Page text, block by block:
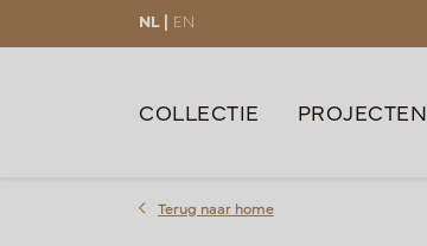
NL | EN
COLLECTIE PROJECTEN
Terug naar home